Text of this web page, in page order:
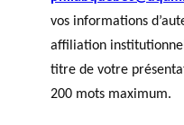
vos informations
affiliation
titre de votre
200 mots maximum.